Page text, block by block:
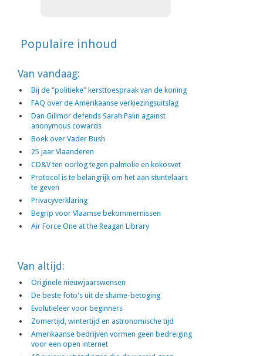
Populaire inhoud
Van vandaag:
Bij de "politieke" kersttoespraak van de koning
FAQ over de Amerikaanse verkiezingsuitslag
Dan Gillmor defends Sarah Palin against
anonymous cowards
Boek over Vader Bush
25 jaar Vlaanderen
CD&V ten oorlog tegen palmolie en kokosvet
Protocol is te belangrijk om het aan stuntelaars
te geven
Privacyverklaring
Begrip voor Vlaamse bekommernissen
Air Force One at the Reagan Library
Van altijd:
Originele nieuwjaarswensen
De beste foto's uit de shame-betoging
Evolutieleer voor beginners
Zomertijd, wintertijd en astronomische tijd
Amerikaanse bedrijven vormen geen bedreiging
voor een open internet